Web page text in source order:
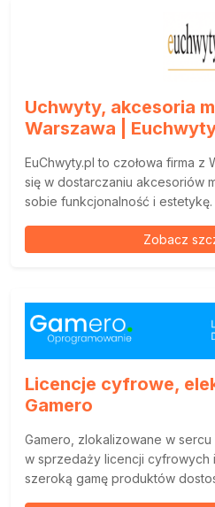
Uchwyty, akcesoria
Warszawa |
EuChwyty.pl to czołowa firma z
się w dostarczaniu akcesoriów
sobie funkcjonalność i
Zobacz
Licencje cyfrowe,
Gamero
Gamero, zlokalizowane w
w sprzedaży licencji cyfrowych
szeroką gamę produktów